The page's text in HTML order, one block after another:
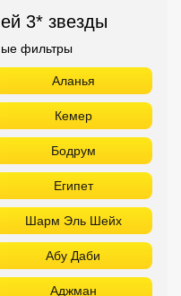
3* звезды
фильтры
Аланья
Кемер
Бодрум
Египет
Шарм Эль Шейх
Абу Даби
Аджман